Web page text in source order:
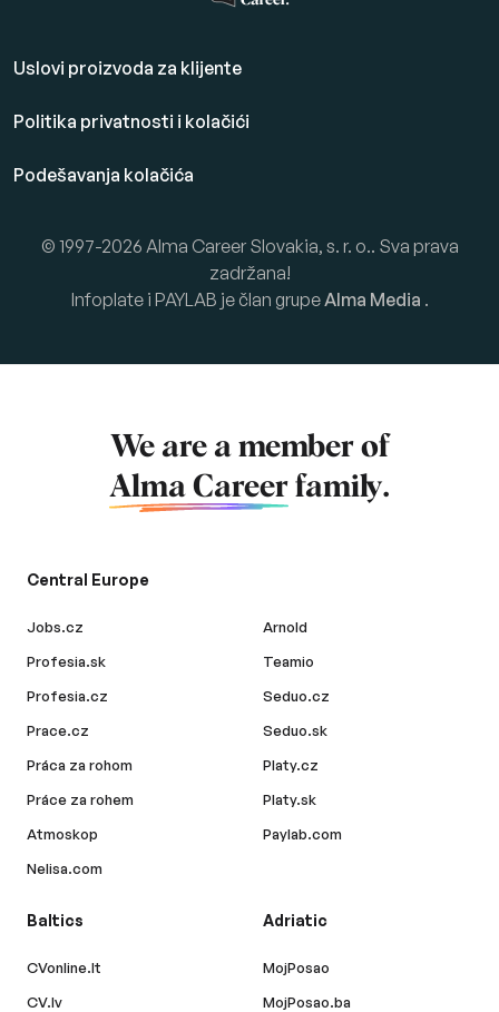
Uslovi proizvoda za klijente
Politika privatnosti i kolačići
Podešavanja kolačića
© 1997-2026 Alma Career Slovakia, s. r. o.. Sva prava
zadržana!
Infoplate i PAYLAB je član grupeAlma Media .
We are a member of
Alma Career family.
Central Europe
Jobs.cz
Profesia.sk
Profesia.cz
Prace.cz
Práca za rohom
Práce za rohem
Atmoskop
Nelisa.com
Arnold
Teamio
Seduo.cz
Seduo.sk
Platy.cz
Platy.sk
Paylab.com
Baltics
CVonline.lt
CV.lv
Adriatic
MojPosao
MojPosao.ba